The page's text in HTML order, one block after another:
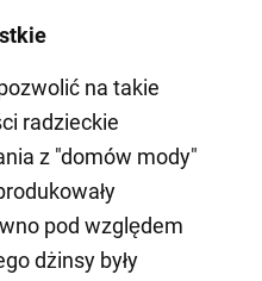
na takie
radzieckie
z "domów mody"
pod względem
dżinsy były